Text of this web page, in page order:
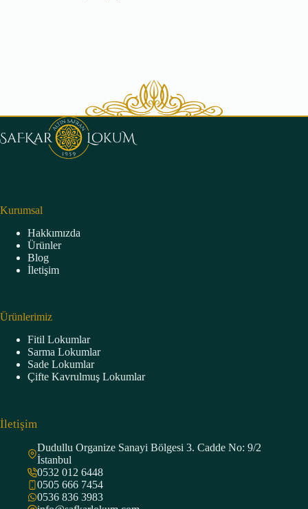
Kurumsal
Hakkımızda
Ürünler
Blog
İletişim
Ürünlerimiz
Fitil Lokumlar
Sarma Lokumlar
Sade Lokumlar
Çifte Kavrulmuş Lokumlar
İletişim
Dudullu Organize Sanayi Bölgesi 3. Cadde No: 9/2
İstanbul
0532 012 6448
0505 666 7454
0536 836 3983